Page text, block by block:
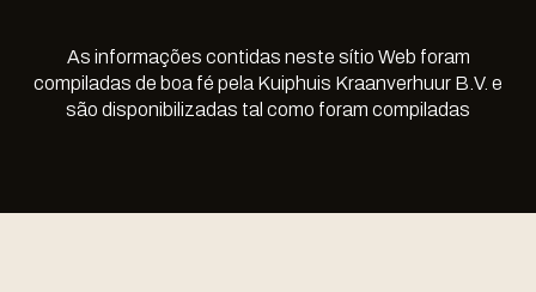
As informações contidas neste sítio Web foram
compiladas de boa fé pela Kuiphuis Kraanverhuur B.V. e
são disponibilizadas tal como foram compiladas